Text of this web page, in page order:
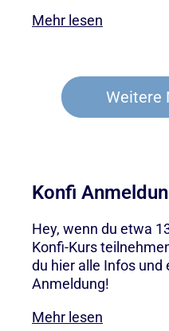
Mehr lesen
Weitere
Konfi
Hey, wenn du etwa
Konfi-Kurs
du hier alle Infos und
Anmeldung!
Mehr lesen